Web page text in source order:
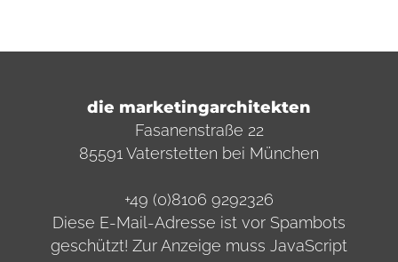
die marketingarchitekten
Fasanenstraße 22
85591 Vaterstetten bei München
+49 (0)8106 9292326
Diese E-Mail-Adresse ist vor Spambots
geschützt! Zur Anzeige muss JavaScript